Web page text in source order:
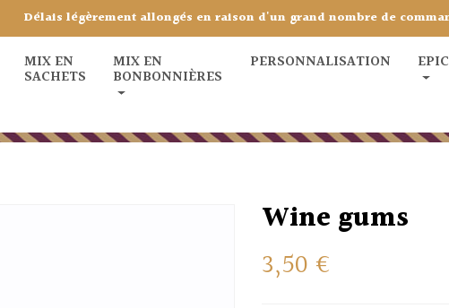
Délais légèrement allongés en raison d'un grand nombre de
MIX EN
SACHETS
MIX EN
BONBONNIÈRES
PERSONNALISATION
Wine gums
3,50 €